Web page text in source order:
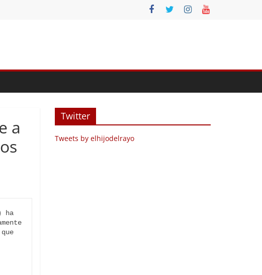
a
ha
Twitter
Tweets by elhijodelrayo